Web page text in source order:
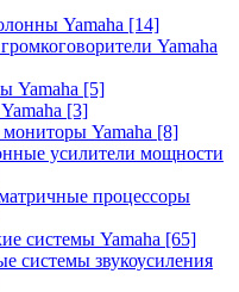
Yamaha [14]
Yamaha
Yamaha [5]
[3]
Yamaha [8]
усилители мощности
процессоры
системы Yamaha [65]
системы звукоусиления